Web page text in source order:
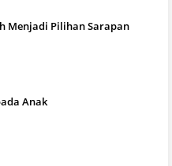
Menjadi Pilihan Sarapan
Anak